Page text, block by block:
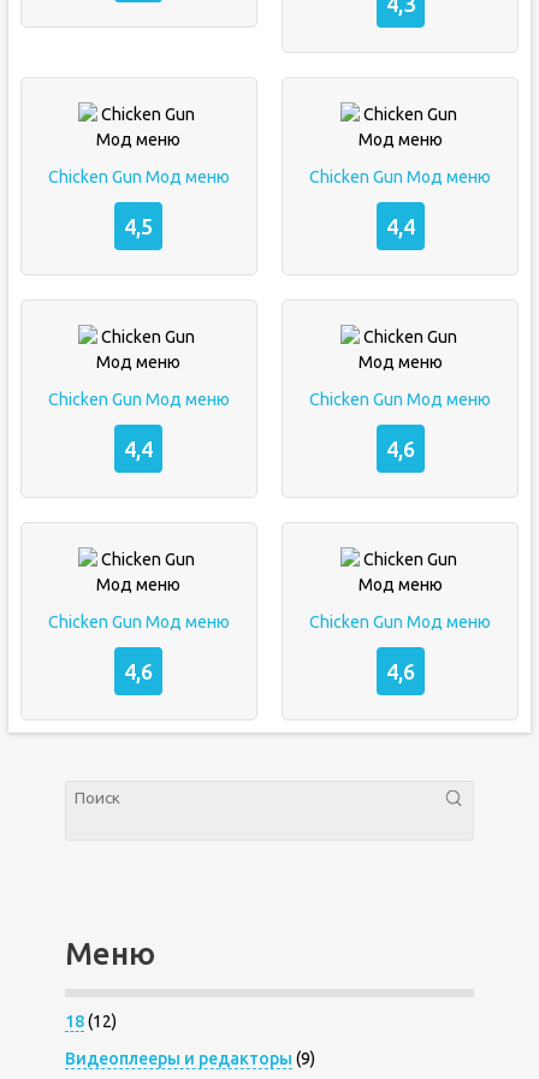
Chicken Gun Мод меню
4,5
Chicken Gun Мод меню
4,4
Chicken Gun Мод меню
4,4
Chicken Gun Мод меню
4,6
Chicken Gun Мод меню
4,6
Chicken Gun Мод меню
4,6
Меню
18(12)
Видеоплееры и редакторы (9)